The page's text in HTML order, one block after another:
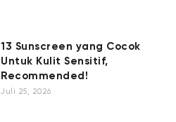
13 Sunscreen yang Cocok
Untuk Kulit Sensitif,
Recommended!
Juli 25, 2026